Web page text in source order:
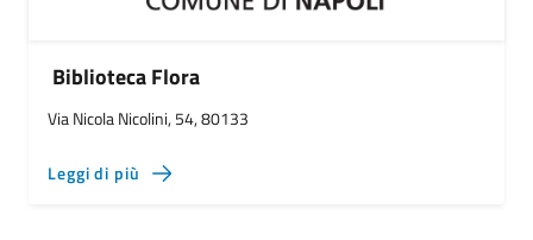
Biblioteca Flora
Via Nicola Nicolini, 54, 80133
Leggi di più